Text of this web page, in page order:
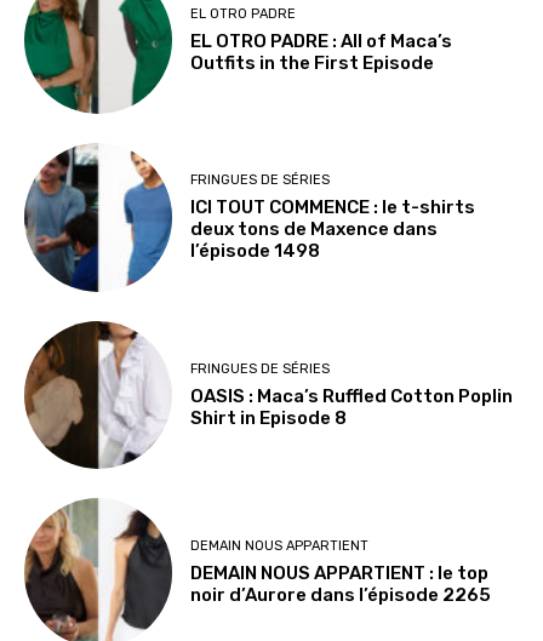
EL OTRO PADRE
EL OTRO PADRE : All of Maca’s
Outfits in the First Episode
FRINGUES DE SÉRIES
ICI TOUT COMMENCE : le t-shirts
deux tons de Maxence dans
l’épisode 1498
FRINGUES DE SÉRIES
OASIS : Maca’s Ruffled Cotton Poplin
Shirt in Episode 8
DEMAIN NOUS APPARTIENT
DEMAIN NOUS APPARTIENT : le top
noir d’Aurore dans l’épisode 2265